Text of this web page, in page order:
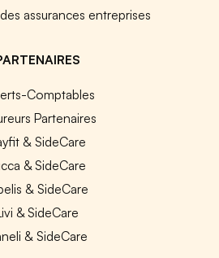
assurances entreprises
Comptables
Partenaires
& SideCare
& SideCare
& SideCare
& SideCare
& SideCare